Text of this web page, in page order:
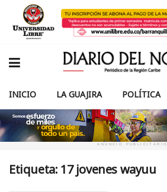
INICIO LA GUAJIRA POLÍTICA
ANUNCIO PUBLICITARIO
Etiqueta: 17 jovenes wayuu